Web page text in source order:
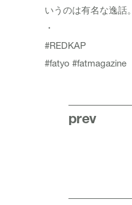
いうのは有名な逸話。
・
#REDKAP
#fatyo #fatmagazine
prev